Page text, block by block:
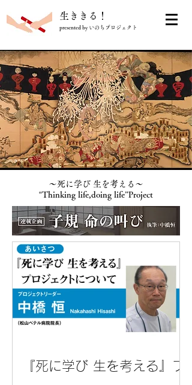
​生ききる！
presented by いのちプロジェクト
〜死に学び 生を考える〜
“Thinking life,doing life”Project
『死に学び 生を考える』プ